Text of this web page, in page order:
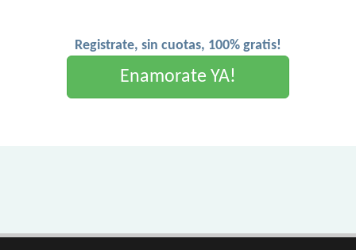
Registrate, sin cuotas, 100% gratis!
Enamorate YA!